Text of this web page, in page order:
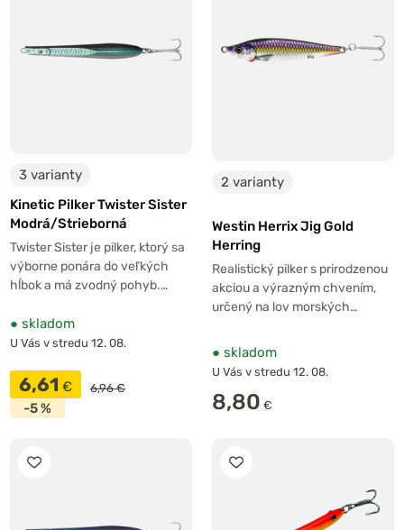
3 varianty
Kinetic Pilker Twister Sister
Modrá/Strieborná
Twister Sister je pilker, ktorý sa
výborne ponára do veľkých
hĺbok a má zvodný pohyb.…
● skladom
U Vás v stredu 12. 08.
6,61 € 6,96 €
-5 %
2 varianty
Westin Herrix Jig Gold
Herring
Realistický pilker s prirodzenou
akciou a výrazným chvením,
určený na lov morských…
● skladom
U Vás v stredu 12. 08.
8,80 €